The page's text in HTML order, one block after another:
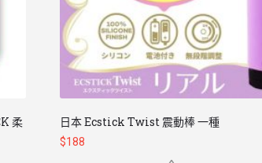
柔
日本 Ecstick Twist 震動棒 一種
$188